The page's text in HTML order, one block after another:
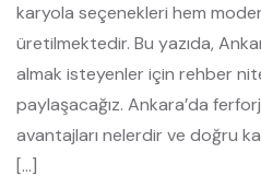
karyola seçenekleri hem
üretilmektedir. Bu yazıda,
almak isteyenler için rehber
paylaşacağız. Ankara’da
avantajları nelerdir ve doğru
[…]